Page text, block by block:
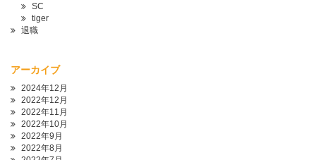
SC
tiger
退職
アーカイブ
2024年12月
2022年12月
2022年11月
2022年10月
2022年9月
2022年8月